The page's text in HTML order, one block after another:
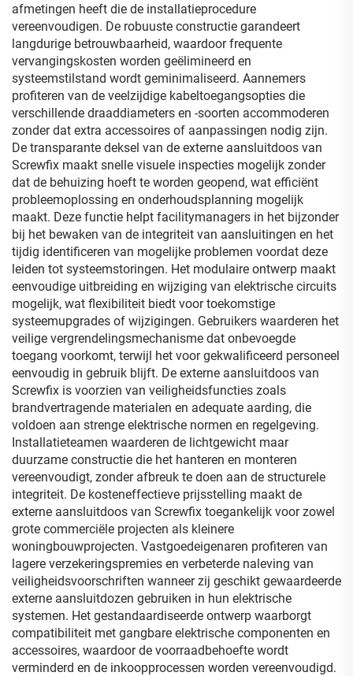
afmetingen heeft die de installatieprocedure
vereenvoudigen. De robuuste constructie garandeert
langdurige betrouwbaarheid, waardoor frequente
vervangingskosten worden geëlimineerd en
systeemstilstand wordt geminimaliseerd. Aannemers
profiteren van de veelzijdige kabeltoegangsopties die
verschillende draaddiameters en -soorten accommoderen
zonder dat extra accessoires of aanpassingen nodig zijn.
De transparante deksel van de externe aansluitdoos van
Screwfix maakt snelle visuele inspecties mogelijk zonder
dat de behuizing hoeft te worden geopend, wat efficiënt
probleemoplossing en onderhoudsplanning mogelijk
maakt. Deze functie helpt facilitymanagers in het bijzonder
bij het bewaken van de integriteit van aansluitingen en het
tijdig identificeren van mogelijke problemen voordat deze
leiden tot systeemstoringen. Het modulaire ontwerp maakt
eenvoudige uitbreiding en wijziging van elektrische circuits
mogelijk, wat flexibiliteit biedt voor toekomstige
systeemupgrades of wijzigingen. Gebruikers waarderen het
veilige vergrendelingsmechanisme dat onbevoegde
toegang voorkomt, terwijl het voor gekwalificeerd personeel
eenvoudig in gebruik blijft. De externe aansluitdoos van
Screwfix is voorzien van veiligheidsfuncties zoals
brandvertragende materialen en adequate aarding, die
voldoen aan strenge elektrische normen en regelgeving.
Installatieteamen waarderen de lichtgewicht maar
duurzame constructie die het hanteren en monteren
vereenvoudigt, zonder afbreuk te doen aan de structurele
integriteit. De kosteneffectieve prijsstelling maakt de
externe aansluitdoos van Screwfix toegankelijk voor zowel
grote commerciële projecten als kleinere
woningbouwprojecten. Vastgoedeigenaren profiteren van
lagere verzekeringspremies en verbeterde naleving van
veiligheidsvoorschriften wanneer zij geschikt gewaardeerde
externe aansluitdozen gebruiken in hun elektrische
systemen. Het gestandaardiseerde ontwerp waarborgt
compatibiliteit met gangbare elektrische componenten en
accessoires, waardoor de voorraadbehoefte wordt
verminderd en de inkoopprocessen worden vereenvoudigd.